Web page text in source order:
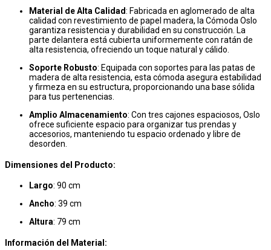
Material de Alta Calidad: Fabricada en aglomerado de alta
calidad con revestimiento de papel madera, la Cómoda Oslo
garantiza resistencia y durabilidad en su construcción. La
parte delantera está cubierta uniformemente con ratán de
alta resistencia, ofreciendo un toque natural y cálido.
Soporte Robusto: Equipada con soportes para las patas de
madera de alta resistencia, esta cómoda asegura estabilidad
y firmeza en su estructura, proporcionando una base sólida
para tus pertenencias.
Amplio Almacenamiento: Con tres cajones espaciosos, Oslo
ofrece suficiente espacio para organizar tus prendas y
accesorios, manteniendo tu espacio ordenado y libre de
desorden.
Dimensiones del Producto:
Largo: 90 cm
Ancho: 39 cm
Altura: 79 cm
Información del Material: